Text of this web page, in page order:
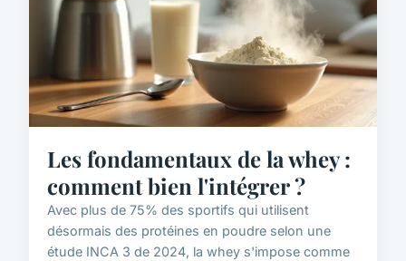
Les fondamentaux de la whey :
comment bien l'intégrer ?
Avec plus de 75% des sportifs qui utilisent
désormais des protéines en poudre selon une
étude INCA 3 de 2024, la whey s'impose comme